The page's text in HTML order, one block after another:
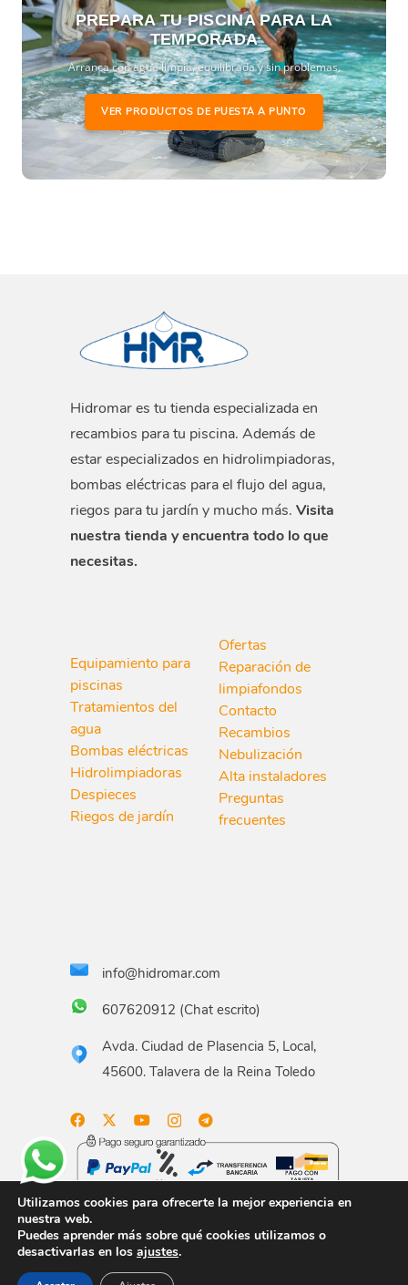
PREPARA TU PISCINA PARA LA
TEMPORADA
Arranca con agua limpia, equilibrada y sin problemas.
VER PRODUCTOS DE PUESTA A PUNTO
Hidromar es tu tienda especializada en
recambios para tu piscina. Además de
estar especializados en hidrolimpiadoras,
bombas eléctricas para el flujo del agua,
riegos para tu jardín y mucho más. Visita
nuestra tienda y encuentra todo lo que
necesitas.
Equipamiento para
piscinas
Tratamientos del
agua
Bombas eléctricas
Hidrolimpiadoras
Despieces
Riegos de jardín
Ofertas
Reparación de
limpiafondos
Contacto
Recambios
Nebulización
Alta instaladores
Preguntas
frecuentes
info@hidromar.com
607620912 (Chat escrito)
Avda. Ciudad de Plasencia 5, Local,
45600. Talavera de la Reina Toledo
Aviso legal Términos y condiciones
Política de
privacidad
Política de envío
Utilizamos cookies para ofrecerte la mejor experiencia en
nuestra web.
Puedes aprender más sobre qué cookies utilizamos o
desactivarlas en los ajustes.